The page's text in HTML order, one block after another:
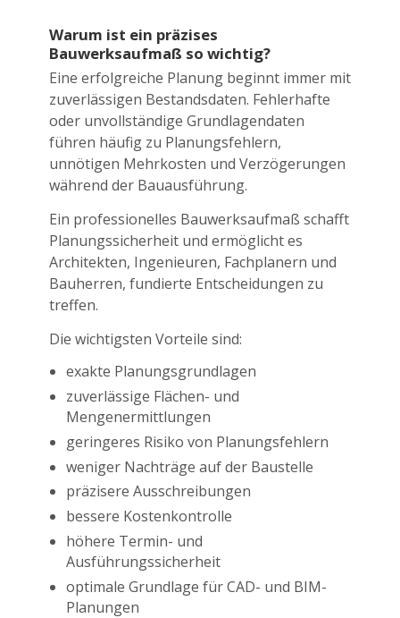
Warum ist ein präzises
Bauwerksaufmaß so wichtig?
Eine erfolgreiche Planung beginnt immer mit
zuverlässigen Bestandsdaten. Fehlerhafte
oder unvollständige Grundlagendaten
führen häufig zu Planungsfehlern,
unnötigen Mehrkosten und Verzögerungen
während der Bauausführung.
Ein professionelles Bauwerksaufmaß schafft
Planungssicherheit und ermöglicht es
Architekten, Ingenieuren, Fachplanern und
Bauherren, fundierte Entscheidungen zu
treffen.
Die wichtigsten Vorteile sind:
exakte Planungsgrundlagen
zuverlässige Flächen- und
Mengenermittlungen
geringeres Risiko von Planungsfehlern
weniger Nachträge auf der Baustelle
präzisere Ausschreibungen
bessere Kostenkontrolle
höhere Termin- und
Ausführungssicherheit
optimale Grundlage für CAD- und BIM-
Planungen